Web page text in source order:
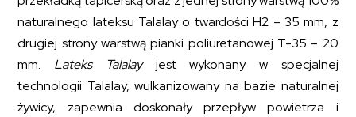
naturalnego lateksu Talalay o twardości H2 – 35 mm, z
drugiej strony warstwą pianki poliuretanowej T-35 – 20
mm. Lateks Talalayjest wykonany w specjalnej
technologii Talalay, wulkanizowany na bazie naturalnej
żywicy, zapewnia doskonały przepływ powietrza i